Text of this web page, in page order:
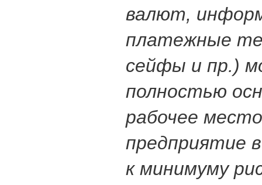
валют,
платежные
сейфы и пр.)
полностью
рабочее
предприятие
к минимуму